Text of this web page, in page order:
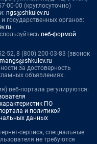
00-00 (круглосуточно)
ngs@shkulev.ru
государственных органов:
веб-формой
52, 8 (800) 200-03-83 (звонок
за достоверность
объявлениях.
веб-портала регулируются:
ПО
и политикой
данных
сервиса, специальные
не требуются